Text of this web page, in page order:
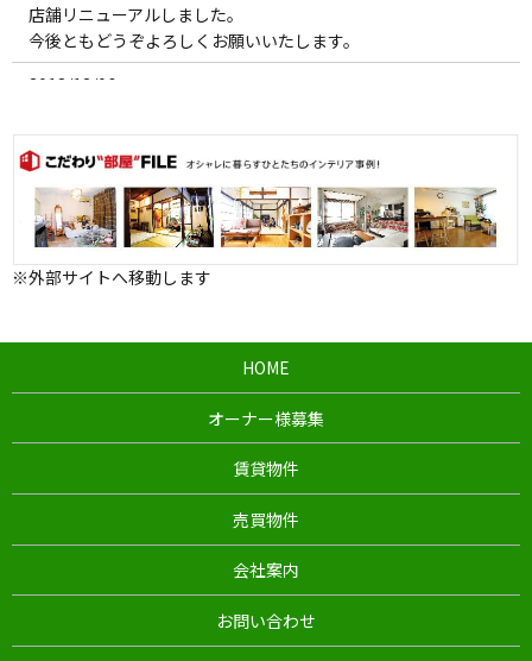
店舗リニューアルしました。
今後ともどうぞよろしくお願いいたします。
2018/12/06
※外部サイトへ移動します
HOME
オーナー様募集
賃貸物件
売買物件
会社案内
お問い合わせ